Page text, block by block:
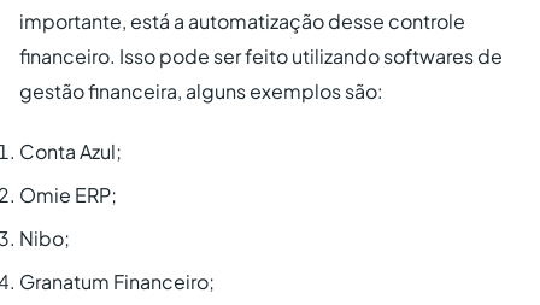
importante, está a automatização desse controle
financeiro. Isso pode ser feito utilizando softwares de
gestão financeira, alguns exemplos são:
Conta Azul;
Omie ERP;
Nibo;
Granatum Financeiro;